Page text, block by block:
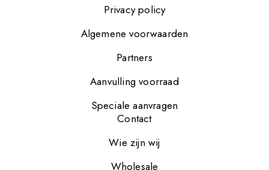
Privacy policy
Algemene voorwaarden
Partners
Aanvulling voorraad
Speciale aanvragen
Contact
Wie zijn wij
Wholesale